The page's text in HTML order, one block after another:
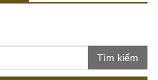
Tìm kiếm